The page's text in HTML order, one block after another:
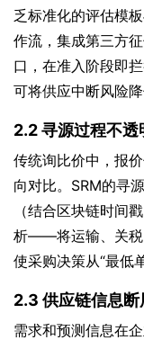
乏标准化的评估模
作流，集成第三方
口，在准入阶段即
可将供应中断风险降
2.2 寻源过程不透
传统询比价中，报
向对比。SRM的寻
（结合区块链时间
析——将运输、关税
使采购决策从“最低
2.3 供应链信息
需求和预测信息在